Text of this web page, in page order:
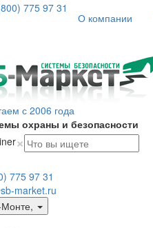
775 97 31
О компании
с 2006 года
охраны и безопасности
×
775 97 31
market.ru
,